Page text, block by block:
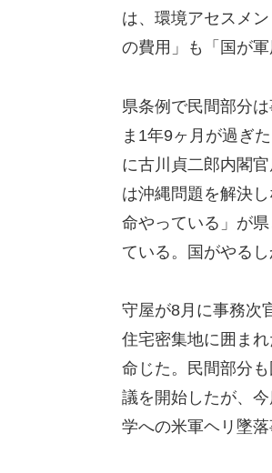
は、環境アセスメ
の費用」も「国が
県条例で民間部分
ま1年9ヶ月が過ぎ
に古川貞二郎内閣
は沖縄問題を解決
命やっている」が
ている。国がやる
守屋が8月に事務次
住宅密集地に囲ま
命じた。民間部分
議を開始したが、
学への米軍ヘリ墜